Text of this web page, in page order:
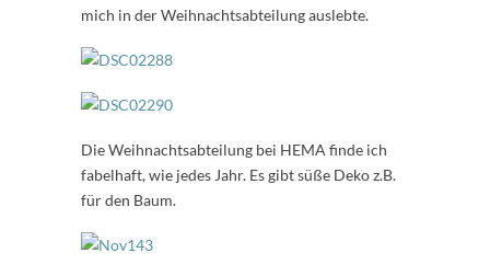
mich in der Weihnachtsabteilung auslebte.
Die Weihnachtsabteilung bei HEMA finde ich
fabelhaft, wie jedes Jahr. Es gibt süße Deko z.B.
für den Baum.